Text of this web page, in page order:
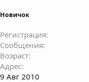
Новичок
Регистрация
Сообщения
Возраст
Адрес
9 Авг 2010